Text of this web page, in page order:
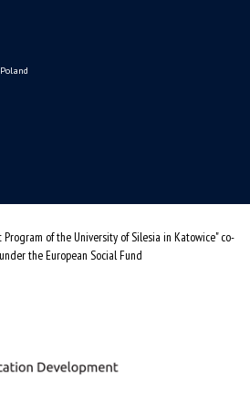
of the University of Silesia in Katowice" co-
the European Social Fund